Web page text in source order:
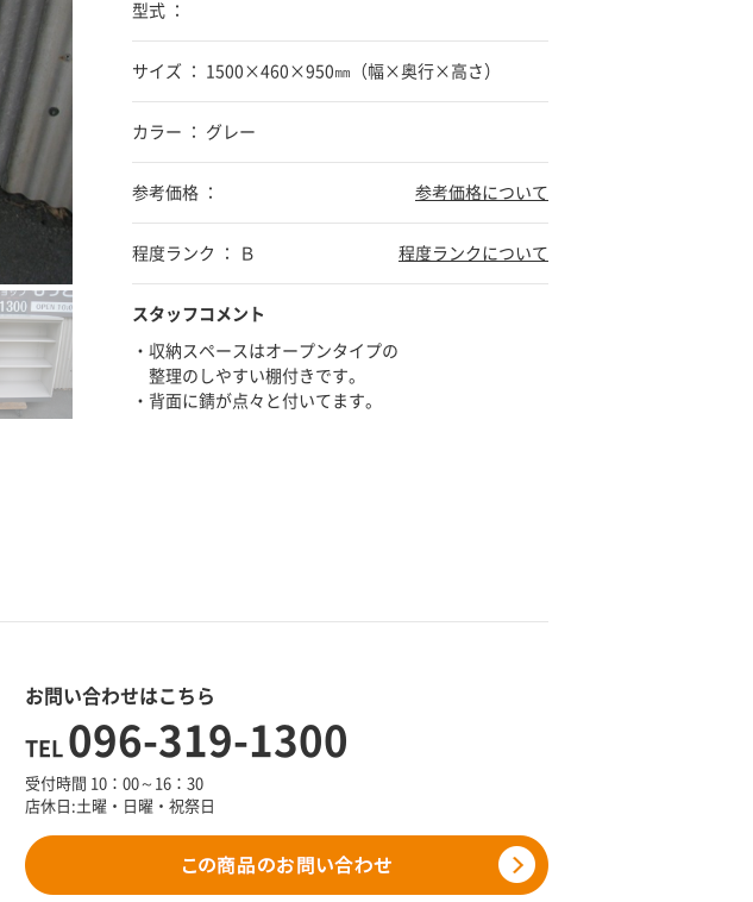
型式 ：
サイズ ： 1500×460×950㎜（幅×奥行×高さ）
カラー ： グレー
参考価格 ： 参考価格について
程度ランク ： Ｂ 程度ランクについて
スタッフコメント
・収納スペースはオープンタイプの
整理のしやすい棚付きです。
・背面に錆が点々と付いてます。
お問い合わせはこちら
TEL 096-319-1300
受付時間 10：00～16：30
店休日:土曜・日曜・祝祭日